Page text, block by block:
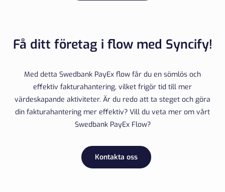
Få ditt företag i flow med Syncify!
Med detta Swedbank PayEx flow får du en sömlös och
effektiv fakturahantering, vilket frigör tid till mer
värdeskapande aktiviteter. Är du redo att ta steget och göra
din fakturahantering mer effektiv? Vill du veta mer om vårt
Swedbank PayEx Flow?
Kontakta oss